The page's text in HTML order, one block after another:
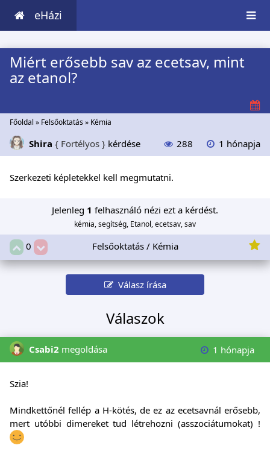
eHázi
Miért erősebb sav az ecetsav, mint
az etanol?
Főoldal » Felsőoktatás» Kémia
Shira { Fortélyos } kérdése 288 1 hónapja
Szerkezeti képletekkel kell megmutatni.
Jelenleg 1 felhasználó nézi ezt a kérdést.
kémia, segítség, Etanol, ecetsav, sav
0 Felsőoktatás / Kémia
Válasz írása
Válaszok
Csabi2 megoldása 1 hónapja
Szia!
Mindkettőnél fellép a H-kötés, de ez az ecetsavnál erősebb,
mert utóbbi dimereket tud létrehozni (asszociátumokat) !